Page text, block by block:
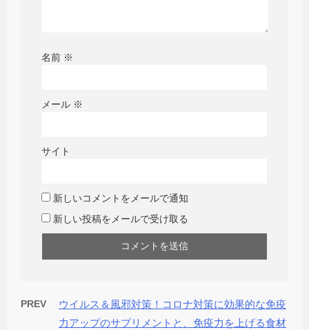
名前 ※
メール ※
サイト
新しいコメントをメールで通知
新しい投稿をメールで受け取る
PREV
ウイルス＆風邪対策！コロナ対策に効果的な免疫
力アップのサプリメントと、免疫力を上げる食材